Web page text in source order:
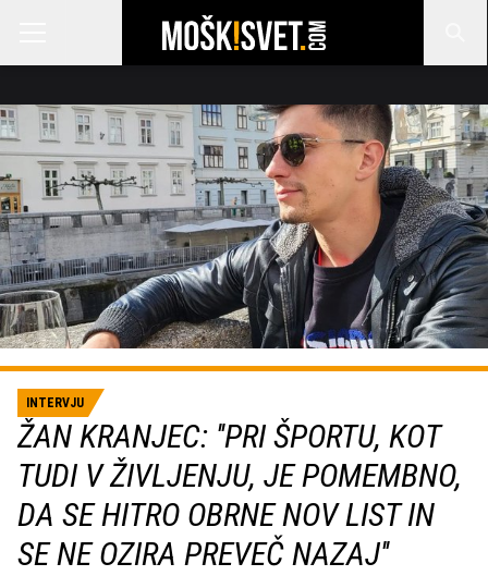
INTERVJU
ŽAN KRANJEC: ''PRI ŠPORTU, KOT
TUDI V ŽIVLJENJU, JE POMEMBNO,
DA SE HITRO OBRNE NOV LIST IN
SE NE OZIRA PREVEČ NAZAJ''